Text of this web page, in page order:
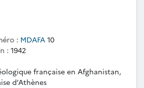
: MDAFA 10
: 1942
française en Afghanistan,
d’Athènes